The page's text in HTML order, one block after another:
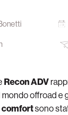
Recon ADV
offroad e
comfortsono